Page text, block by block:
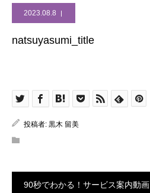
2023.08.8
natsuyasumi_title
投稿者: 黒木 留美
90秒でわかる！サービス案内動画